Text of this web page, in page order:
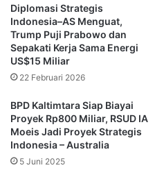
“Indonesia berkomitmen untuk
Australia di bidang pertahanan
tetangga, dan hubungan ini
semangat persahabatan,” ujar
Ia menambahkan, perjanjian
menjaga stabilitas dan
terutama di tengah
Dalam pernyataannya,
filosofi sederhana namun
antarnegara kita tidak bisa
Diplomasi Strategis
Indonesia–AS Menguat,
Trump Puji Prabowo dan
Sepakati Kerja Sama Energi
US$15 Miliar
22 Februari 2026
BPD Kaltimtara Siap Biayai
Proyek Rp800 Miliar, RSUD IA
Moeis Jadi Proyek Strategis
Indonesia – Australia
5 Juni 2025